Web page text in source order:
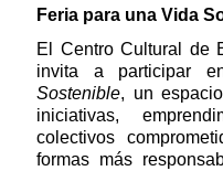
Feria para una Vida
El Centro Cultural de
invita a participar
Sostenible, un
iniciativas,
colectivos
formas más